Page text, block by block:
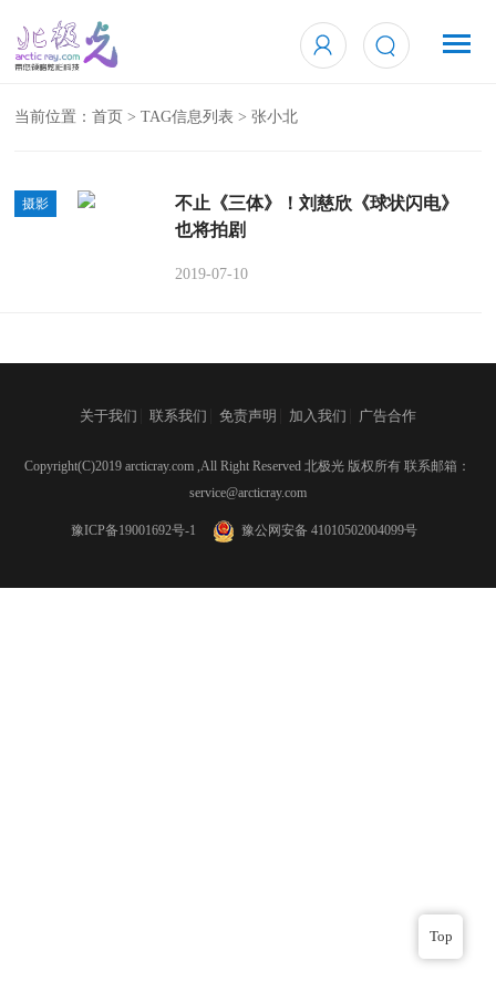
当前位置：首页 > TAG信息列表 > 张小北
摄影
不止《三体》！刘慈欣《球状闪电》
也将拍剧
2019-07-10
关于我们 联系我们 免责声明 加入我们 广告合作
Copyright(C)2019 arcticray.com ,All Right Reserved 北极光 版权所有 联系邮箱：
service@arcticray.com
豫ICP备19001692号-1 豫公网安备 41010502004099号
Top